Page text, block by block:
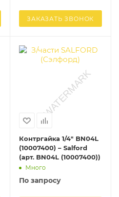
ЗАКАЗАТЬ ЗВОНОК
Контргайка 1/4" BN04L
(10007400) – Salford
(арт. BN04L (10007400))
Много
По запросу